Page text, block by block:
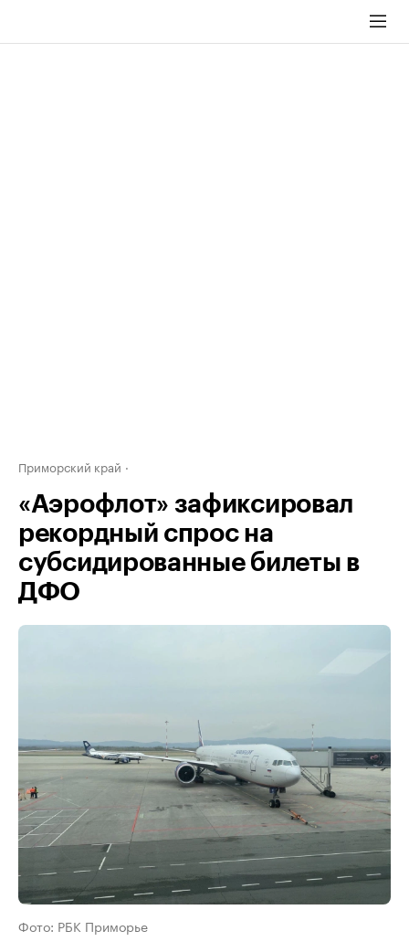
Приморский край
«Аэрофлот» зафиксировал
рекордный спрос на
субсидированные билеты в
ДФО
Фото: РБК Приморье